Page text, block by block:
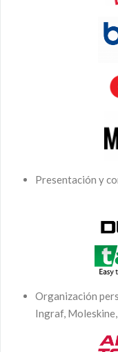
Presentación y
Organización
Ingraf,